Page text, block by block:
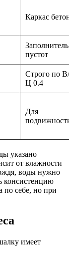
Каркас
Заполнитель
пустот
Строго по В/
Ц 0.4
Для
указано
от влажности
воды нужно
консистенцию
по себе, но при
имеет